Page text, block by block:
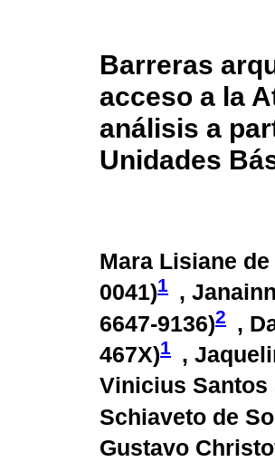
Barreras
acceso a la
análisis a
Unidades
Mara Lisiane
0041)1 ,
6647-9136)2
,
467X)1 ,
Vinicius Santos
Schiaveto de
Gustavo